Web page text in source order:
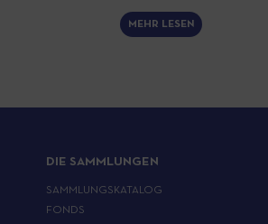
MEHR LESEN
DIE SAMMLUNGEN
SAMMLUNGSKATALOG
FONDS